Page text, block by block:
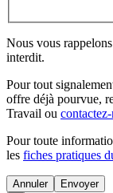
Nous vous
interdit.
Pour tout
offre déjà pourvue,
Travail ou
Pour toute
les fiches pratiques
Annuler